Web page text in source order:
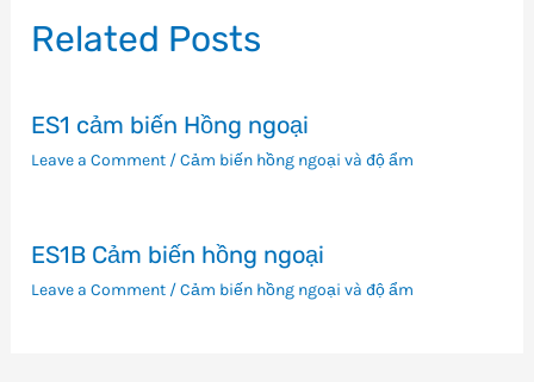
viết
Related Posts
ES1 cảm biến Hồng ngoại
Leave a Comment /Cảm biến hồng ngoại và độ ẩm
ES1B Cảm biến hồng ngoại
Leave a Comment /Cảm biến hồng ngoại và độ ẩm